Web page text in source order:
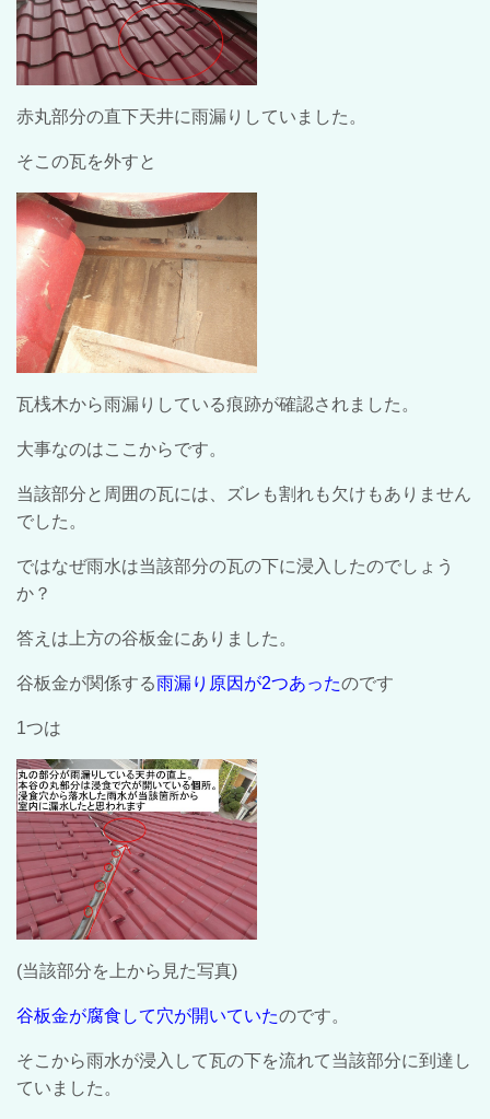
赤丸部分の直下天井に雨漏りしていました。
そこの瓦を外すと
瓦桟木から雨漏りしている痕跡が確認されました。
大事なのはここからです。
当該部分と周囲の瓦には、ズレも割れも欠けもありません
でした。
ではなぜ雨水は当該部分の瓦の下に浸入したのでしょう
か？
答えは上方の谷板金にありました。
谷板金が関係する雨漏り原因が2つあったのです
1つは
(当該部分を上から見た写真)
谷板金が腐食して穴が開いていたのです。
そこから雨水が浸入して瓦の下を流れて当該部分に到達し
ていました。